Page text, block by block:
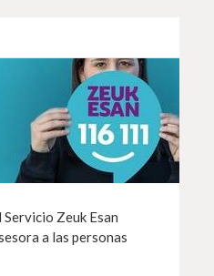
Zeuk Esan
a las personas